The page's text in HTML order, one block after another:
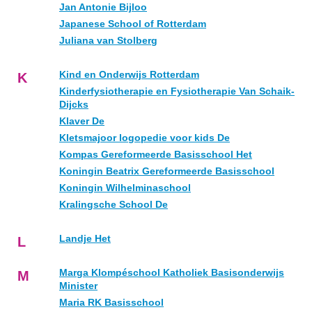
Jan Antonie Bijloo
Japanese School of Rotterdam
Juliana van Stolberg
K
Kind en Onderwijs Rotterdam
Kinderfysiotherapie en Fysiotherapie Van Schaik-
Dijcks
Klaver De
Kletsmajoor logopedie voor kids De
Kompas Gereformeerde Basisschool Het
Koningin Beatrix Gereformeerde Basisschool
Koningin Wilhelminaschool
Kralingsche School De
L Landje Het
M
Marga Klompéschool Katholiek Basisonderwijs
Minister
Maria RK Basisschool